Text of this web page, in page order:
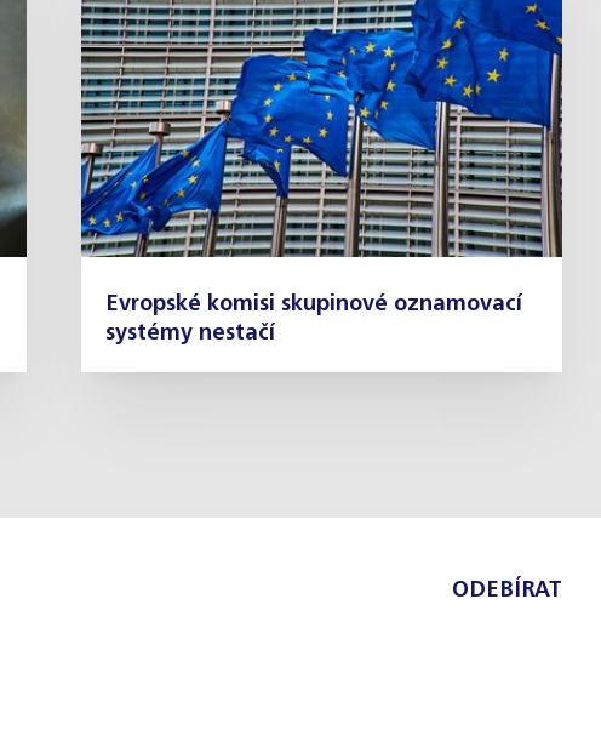
Evropské komisi skupinové oznamovací
systémy nestačí
ODEBÍRAT